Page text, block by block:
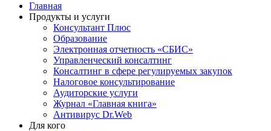
Главная
Продукты и услуги
Консультант Плюс
Образование
Электронная отчетность «СБИС»
Управленческий консалтинг
Консалтинг в сфере регулируемых закупок
Налоговое консультирование
Аудиторские услуги
Журнал «Главная книга»
Антивирус Dr.Web
Для кого